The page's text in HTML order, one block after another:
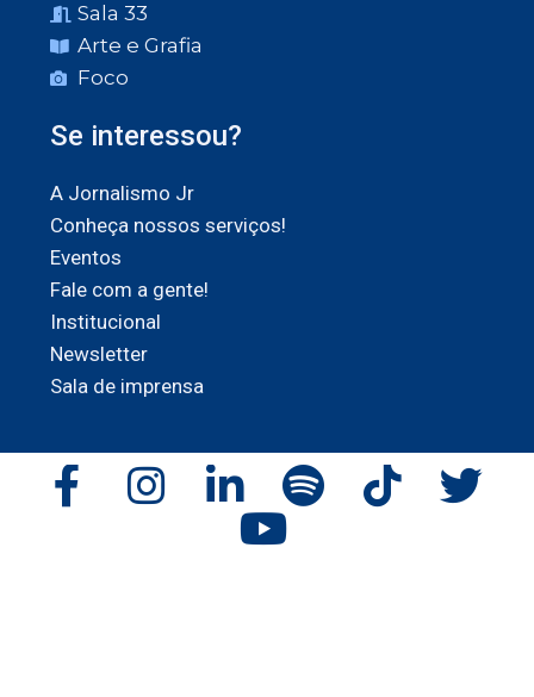
Sala 33
Arte e Grafia
Foco
Se interessou?
A Jornalismo Jr
Conheça nossos serviços!
Eventos
Fale com a gente!
Institucional
Newsletter
Sala de imprensa